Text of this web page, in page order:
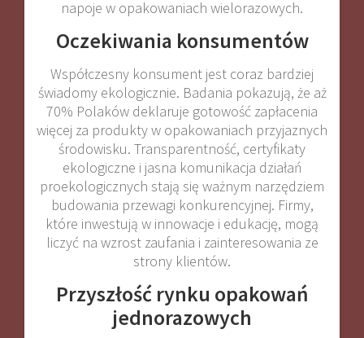
napoje w opakowaniach wielorazowych.
Oczekiwania konsumentów
Współczesny konsument jest coraz bardziej
świadomy ekologicznie. Badania pokazują, że aż
70% Polaków deklaruje gotowość zapłacenia
więcej za produkty w opakowaniach przyjaznych
środowisku. Transparentność, certyfikaty
ekologiczne i jasna komunikacja działań
proekologicznych stają się ważnym narzędziem
budowania przewagi konkurencyjnej. Firmy,
które inwestują w innowacje i edukację, mogą
liczyć na wzrost zaufania i zainteresowania ze
strony klientów.
Przyszłość rynku opakowań
jednorazowych